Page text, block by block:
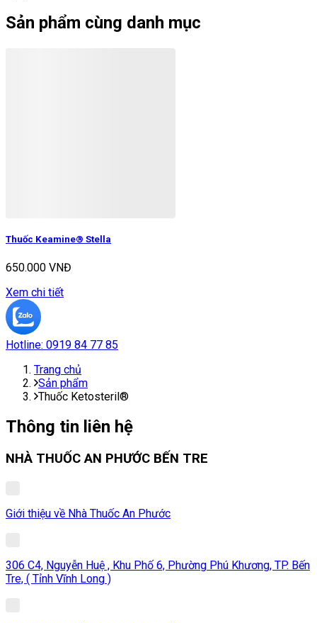
Sản phẩm cùng danh mục
Thuốc Keamine® Stella
650.000 VNĐ
Xem chi tiết
Hotline: 0919 84 77 85
Trang chủ
Sản phẩm
Thuốc Ketosteril®
Thông tin liên hệ
NHÀ THUỐC AN PHƯỚC BẾN TRE
Giới thiệu về Nhà Thuốc An Phước
306 C4, Nguyễn Huệ , Khu Phố 6, Phường Phú Khương, TP. Bến
Tre, ( Tỉnh Vĩnh Long )